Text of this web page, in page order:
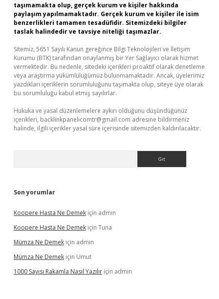
taşımamakta olup, gerçek kurum ve kişiler hakkında
paylaşım yapılmamaktadır. Gerçek kurum ve kişiler ile isim
benzerlikleri tamamen tesadüfidir. Sitemizdeki bilgiler
taslak halindedir ve tavsiye niteliği taşımazlar.
Sitemiz, 5651 Sayılı Kanun gereğince Bilgi Teknolojileri ve İletişim
Kurumu (BTK) tarafından onaylanmış bir Yer Sağlayıcı olarak hizmet
vermektedir. Bu nedenle, sitedeki içerikleri proaktif olarak denetleme
veya araştırma yükümlülüğümüz bulunmamaktadır. Ancak, üyelerimiz
yazdıkları içeriklerin sorumluluğunu taşımakta olup, siteye üye olarak
bu sorumluluğu kabul etmiş sayılırlar.
Hukuka ve yasal düzenlemelere aykırı olduğunu düşündüğünüz
içerikleri, backlinkpanelicomtr@gmail.com adresine bildirmeniz
halinde, ilgili içerikler yasal süre içerisinde sitemizden kaldırılacaktır.
Son yorumlar
Koopere Hasta Ne Demek için admin
Koopere Hasta Ne Demek için Tuna
Mümza Ne Demek için admin
Mümza Ne Demek için Umut
1000 Sayısı Rakamla Nasıl Yazılır için admin